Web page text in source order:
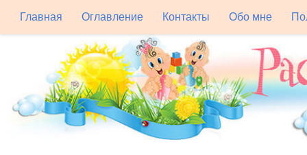
Главная Оглавление Контакты Обо мне